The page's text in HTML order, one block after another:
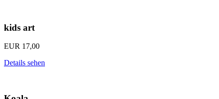
kids art
EUR 17,00
Details sehen